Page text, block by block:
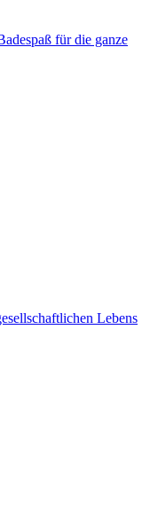
für die ganze
Lebens